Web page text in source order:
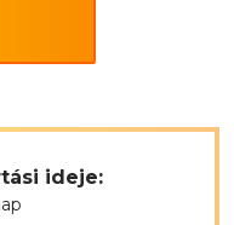
ideje: